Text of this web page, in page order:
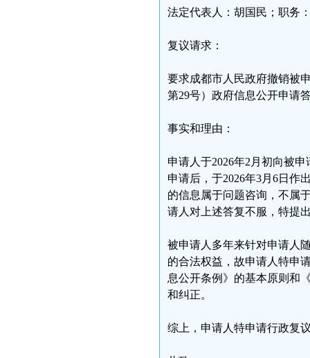
法定代表人：胡国民；职务
复议请求：
要求成都市人民政府撤销被
第29号）政府信息公开申请
事实和理由：
申请人于2026年2月初向被
申请后，于2026年3月6日作
的信息属于问题咨询，不属
请人对上述答复不服，特提
被申请人多年来针对申请人
的合法权益，故申请人特申
息公开条例》的基本原则和
和纠正。
综上，申请人特申请行政复